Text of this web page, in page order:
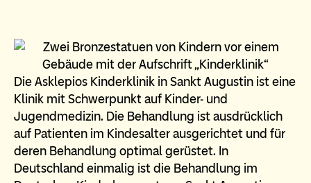
Die Asklepios Kinderklinik in Sankt Augustin ist eine
Klinik mit Schwerpunkt auf Kinder- und
Jugendmedizin. Die Behandlung ist ausdrücklich
auf Patienten im Kindesalter ausgerichtet und für
deren Behandlung optimal gerüstet. In
Deutschland einmalig ist die Behandlung im